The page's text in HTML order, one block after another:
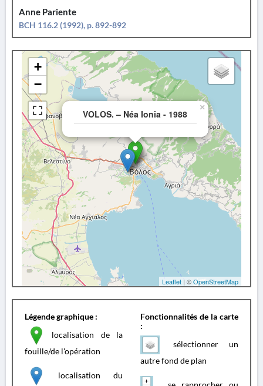
Anne Pariente
BCH 116.2 (1992), p. 892-892
VOLOS. – Néa Ionia - 1988
×
+
−
Leaflet | ©OpenStreetMap
Légende graphique :
localisation de la
fouille/de l'opération
localisation du
Fonctionnalités de la carte
:
sélectionner un
autre fond de plan